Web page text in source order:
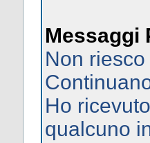
Messaggi
Non
Ho
qualcuno